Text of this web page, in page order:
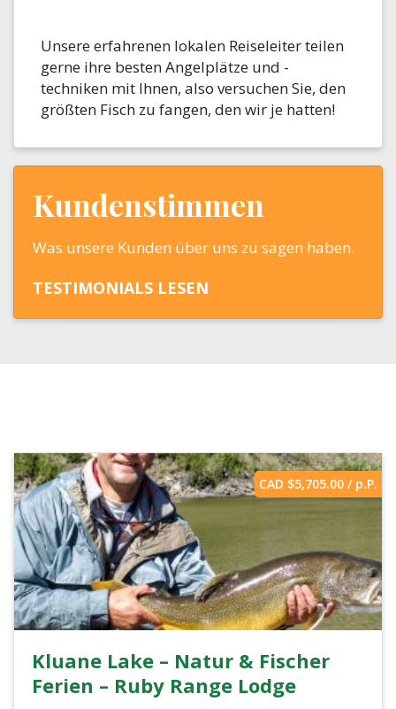
Unsere erfahrenen lokalen Reiseleiter teilen
gerne ihre besten Angelplätze und -
techniken mit Ihnen, also versuchen Sie, den
größten Fisch zu fangen, den wir je hatten!
Kundenstimmen
Was unsere Kunden über uns zu sagen haben.
TESTIMONIALS LESEN
CAD $5,705.00 / p.P.
Kluane Lake – Natur & Fischer
Ferien – Ruby Range Lodge